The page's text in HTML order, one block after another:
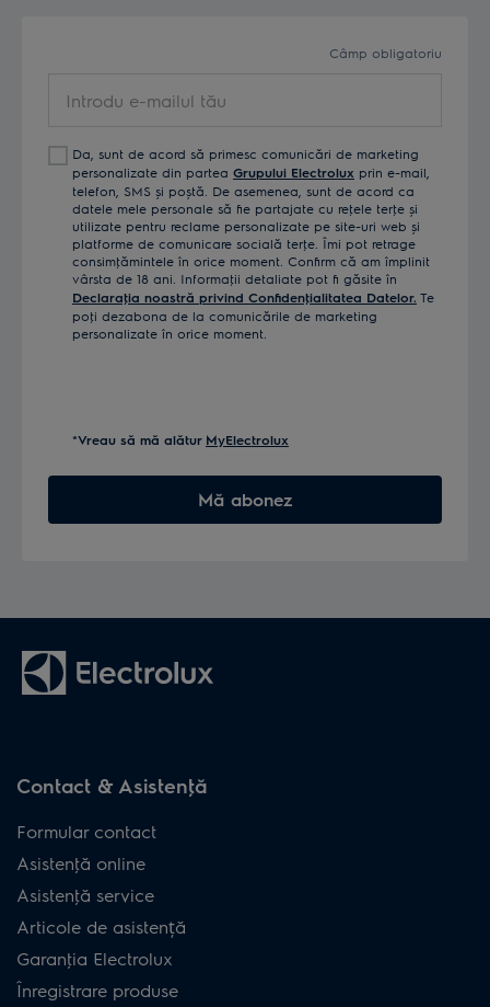
Câmp obligatoriu
tău Da, sunt de acord să primesc comunicări de marketing
personalizate din partea Grupului Electrolux prin e-mail,
telefon, SMS și poștă. De asemenea, sunt de acord ca
datele mele personale să fie partajate cu reţele terţe și
utilizate pentru reclame personalizate pe site-uri web și
platforme de comunicare socială terţe. Îmi pot retrage
consimţămintele în orice moment. Confirm că am împlinit
vârsta de 18 ani. Informaţii detaliate pot fi găsite în
Declaraţia noastră privind Confidenţialitatea Datelor. Te
poţi dezabona de la comunicările de marketing
personalizate în orice moment.
*Vreau să mă alătur MyElectrolux
Mă abonez
Contact & Asistenţă
Formular contact
Asistenţă online
Asistenţă service
Articole de asistență
Garanţia Electrolux
Înregistrare produse